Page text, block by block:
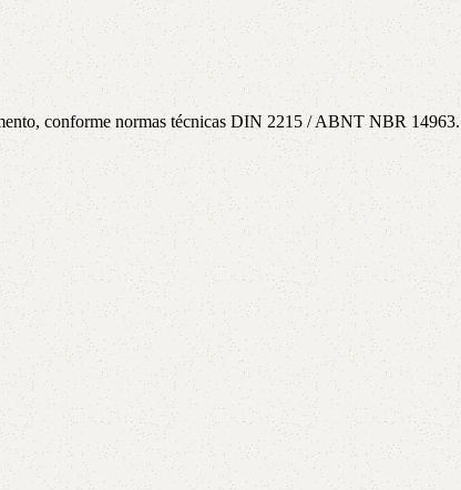
conforme normas técnicas DIN 2215 / ABNT NBR 14963.